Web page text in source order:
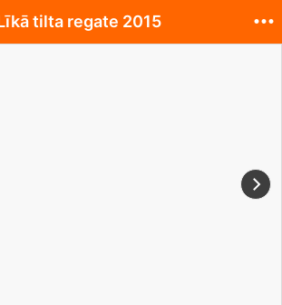
tilta regate 2015